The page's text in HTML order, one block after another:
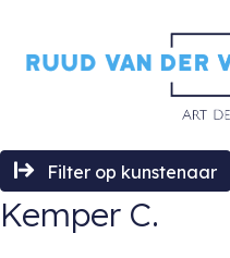
Filter op kunstenaar
Kemper C.